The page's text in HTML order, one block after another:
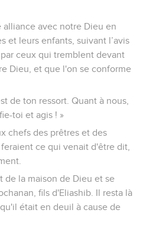
avec notre Dieu en
et leurs enfants, suivant l’avis
ceux qui tremblent devant
Dieu, et que l'on se conforme
de ton ressort. Quant à nous,
toi et agis ! »
chefs des prêtres et des
ce qui venait d'être dit,
de la maison de Dieu et se
fils d'Eliashib. Il resta là
était en deuil à cause de